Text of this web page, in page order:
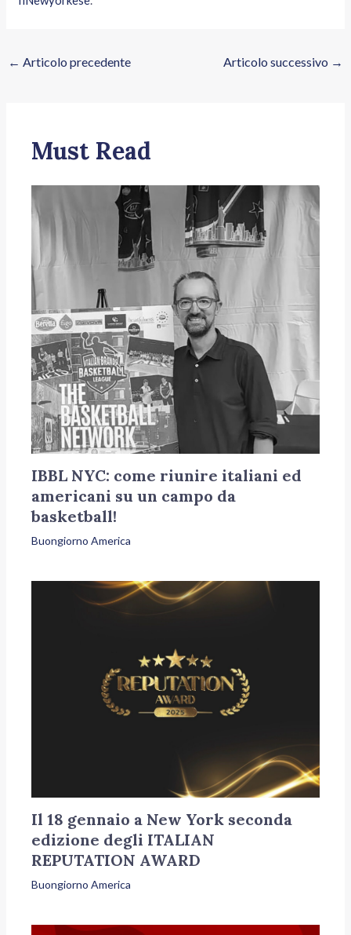
← Articolo precedente Articolo successivo →
Must Read
IBBL NYC: come riunire italiani ed
americani su un campo da
basketball!
Buongiorno America
Il 18 gennaio a New York seconda
edizione degli ITALIAN
REPUTATION AWARD
Buongiorno America